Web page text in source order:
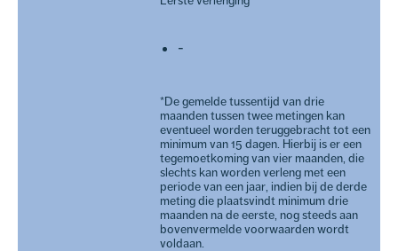
-
*De gemelde tussentijd van drie
maanden tussen twee metingen kan
eventueel worden teruggebracht tot een
minimum van 15 dagen. Hierbij is er een
tegemoetkoming van vier maanden, die
slechts kan worden verleng met een
periode van een jaar, indien bij de derde
meting die plaatsvindt minimum drie
maanden na de eerste, nog steeds aan
bovenvermelde voorwaarden wordt
voldaan.